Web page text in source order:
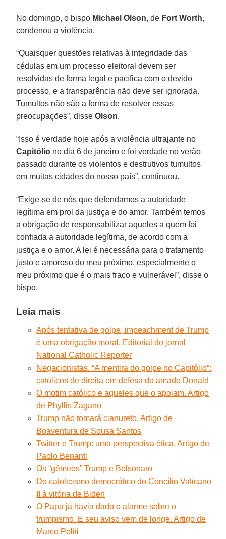
No domingo, o bispo Michael Olson, de Fort Worth,
condenou a violência.
“Quaisquer questões relativas à integridade das
cédulas em um processo eleitoral devem ser
resolvidas de forma legal e pacífica com o devido
processo, e a transparência não deve ser ignorada.
Tumultos não são a forma de resolver essas
preocupações”, disseOlson.
“Isso é verdade hoje após a violência ultrajante no
Capitólio no dia 6 de janeiro e foi verdade no verão
passado durante os violentos e destrutivos tumultos
em muitas cidades do nosso país”, continuou.
“Exige-se de nós que defendamos a autoridade
legítima em prol da justiça e do amor. Também temos
a obrigação de responsabilizar aqueles a quem foi
confiada a autoridade legítima, de acordo com a
justiça e o amor. A lei é necessária para o tratamento
justo e amoroso do meu próximo, especialmente o
meu próximo que é o mais fraco e vulnerável”, disse o
bispo.
Leia mais
Após tentativa de golpe, impeachment de Trump
é uma obrigação moral. Editorial do jornal
National Catholic Reporter
Negacionistas. “A mentira do golpe no Capitólio”:
católicos de direita em defesa do amado Donald
O motim católico e aqueles que o apoiam. Artigo
de Phyllis Zagano
Trump não tomará cianureto. Artigo de
Boaventura de Sousa Santos
Twitter e Trump: uma perspectiva ética. Artigo de
Paolo Benanti
Os “gêmeos” Trump e Bolsonaro
Do catolicismo democrático do Concílio Vaticano
II à vitória de Biden
O Papa já havia dado o alarme sobre o
trumpismo. E seu aviso vem de longe. Artigo de
Marco Politi